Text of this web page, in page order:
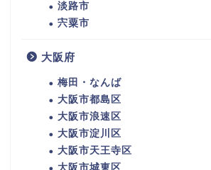
淡路市
宍粟市
大阪府
梅田・なんば
大阪市都島区
大阪市浪速区
大阪市淀川区
大阪市天王寺区
大阪市城東区